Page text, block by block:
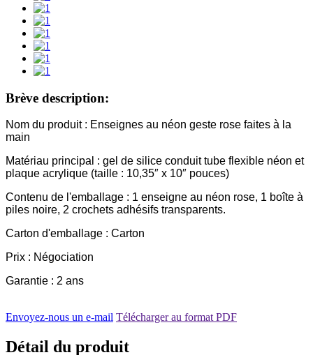
Brève description:
Nom du produit : Enseignes au néon geste rose faites à la
main
Matériau principal : gel de silice conduit tube flexible néon et
plaque acrylique (taille : 10,35″ x 10″ pouces)
Contenu de l'emballage : 1 enseigne au néon rose, 1 boîte à
piles noire, 2 crochets adhésifs transparents.
Carton d'emballage : Carton
Prix ​​: Négociation
Garantie : 2 ans
Envoyez-nous un e-mail Télécharger au format PDF
Détail du produit